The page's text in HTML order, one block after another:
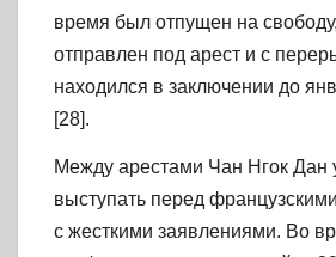
время был отпущен на
отправлен под арест и с
находился в заключении до
[28].
Между арестами Чан Нгок Дан
выступать перед
с жесткими заявлениями. Во